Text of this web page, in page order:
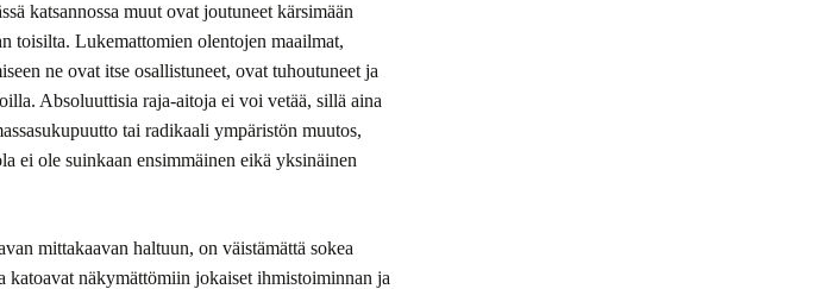
katsannossa muut ovat joutuneet kärsimään
toisilta. Lukemattomien olentojen maailmat,
ne ovat itse osallistuneet, ovat tuhoutuneet ja
Absoluuttisia raja-aitoja ei voi vetää, sillä aina
tai radikaali ympäristön muutos,
ei ole suinkaan ensimmäinen eikä yksinäinen
mittakaavan haltuun, on väistämättä sokea
näkymättömiin jokaiset ihmistoiminnan ja